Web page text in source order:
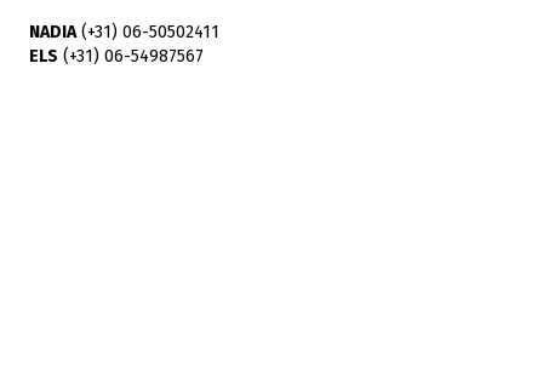
NADIA(+31) 06-50502411
ELS (+31) 06-54987567